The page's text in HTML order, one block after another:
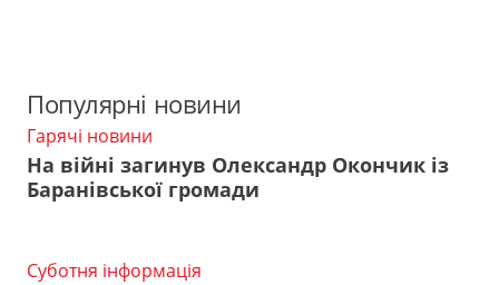
Популярні новини
Гарячі новини
На війні загинув Олександр Окончик із
Баранівської громади
Суботня інформація